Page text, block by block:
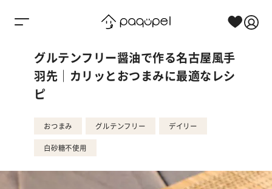
グルテンフリー醤油で作る名古屋風手
羽先｜カリッとおつまみに最適なレシ
ピ
おつまみ グルテンフリー デイリー
白砂糖不使用